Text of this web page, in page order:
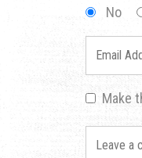
No
Make